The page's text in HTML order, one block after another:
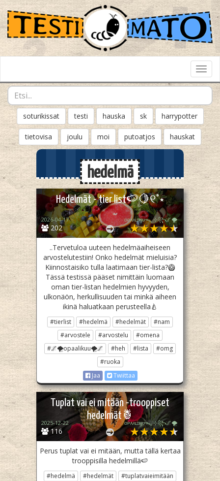
soturikissat testi hauska sk harrypotter
tietovisa joulu moi putoatjos hauskat
hedelmä
Hedelmät - tier list🍉🍋୧˚⋆
202
2026-04-17 ᴏᴘᴀᴀʟɪӄᴜᴜᯓ₊ ⊹꧂🌌🌪
..Tervetuloa uuteen hedelmäaiheiseen
arvostelutestiin! Onko hedelmät mieluisia?
Kiinnostaisiko tulla laatimaan tier-lista?🥝
Tässä testissä pääset nimittäin luomaan
oman tier-listan hedelmien hyvyyden,
ulkonäön, herkullisuuden tai minkä aiheen
ikinä haluatkaan perusteella🍐
#tierlist #hedelmä #hedelmät
#nam
#arvostele
#arvostelu
#omena
#🌌🌪opaalikuu🌪🌌
#heh #lista
#omg
#ruoka
Jaa
Twiittaa
Tuplat vai ei mitään -trooppiset
hedelmät🍍
116
2025-12-22 ᴏᴘᴀᴀʟɪӄᴜᴜᯓ₊ ⊹꧂🌌🌪
Perus tuplat vai ei mitään, mutta tällä kertaa
trooppisilla hedelmillä🍉
#hedelmä #hedelmät
#tuplatvaieimitään